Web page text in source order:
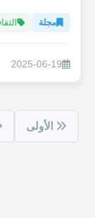
مجلة
2025-06-19
الأولى